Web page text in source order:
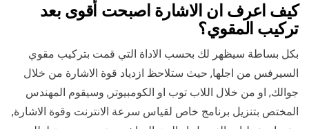
كيف اعرف ان الاشارة اصبحت أقوى بعد
تركيب المقوي؟
بكل بساطة سيظهر لك بحسب الاداة التي قمت بتركيب مقوي
السيرفس من اجلها, حيث ستلاحظ ازدياد قوة الاشارة من خلال
جوالك, او من خلال اللاب توب او الكومبيوتر, وسيقوم المهندس
المختص بتنزيل برنامج خاص لقياس سرعة الانترنت وقوة الاشارة,